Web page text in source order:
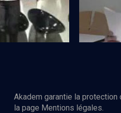
Akadem garantie la
la page Mentions légales.